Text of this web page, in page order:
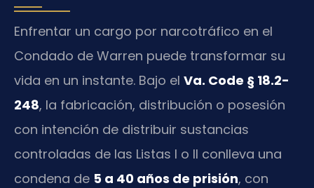
Enfrentar un cargo por narcotráfico en el
Condado de Warren puede transformar su
vida en un instante. Bajo el Va. Code § 18.2-
248, la fabricación, distribución o posesión
con intención de distribuir sustancias
controladas de las Listas I o II conlleva una
condena de 5 a 40 años de prisión, con